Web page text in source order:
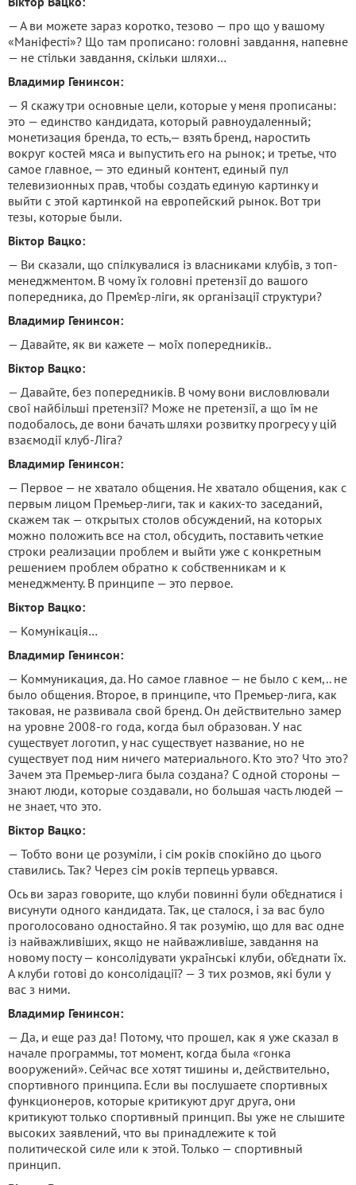
— А ви можете зараз коротко, тезово — про що у вашому
«Маніфесті»? Що там прописано: головні завдання, напевне
— не стільки завдання, скільки шляхи…
Владимир Генинсон:
— Я скажу три основные цели, которые у меня прописаны:
это — единство кандидата, который равноудаленный;
монетизация бренда, то есть,— взять бренд, наростить
вокруг костей мяса и выпустить его на рынок; и третье, что
самое главное, — это единый контент, единый пул
телевизионных прав, чтобы создать единую картинку и
выйти с этой картинкой на европейский рынок. Вот три
тезы, которые были.
Віктор Вацко:
— Ви сказали, що спілкувалися із власниками клубів, з топ-
менеджментом. В чому їх головні претензії до вашого
попередника, до Прем’єр-ліги, як організації структури?
Владимир Генинсон:
— Давайте, як ви кажете — моїх попередників..
Віктор Вацко:
— Давайте, без попередників. В чому вони висловлювали
свої найбільші претензії? Може не претензії, а що їм не
подобалось, де вони бачать шляхи розвитку прогресу у цій
взаємодії клуб-Ліга?
Владимир Генинсон:
— Первое — не хватало общения. Не хватало общения, как с
первым лицом Премьер-лиги, так и каких-то заседаний,
скажем так — открытых столов обсуждений, на которых
можно положить все на стол, обсудить, поставить четкие
строки реализации проблем и выйти уже с конкретным
решением проблем обратно к собственникам и к
менеджменту. В принципе — это первое.
Віктор Вацко:
— Комунікація…
Владимир Генинсон:
— Коммуникация, да. Но самое главное — не было с кем,.. не
было общения. Второе, в принципе, что Премьер-лига, как
таковая, не развивала свой бренд. Он действительно замер
на уровне 2008-го года, когда был образован. У нас
существует логотип, у нас существует название, но не
существует под ним ничего материального. Кто это? Что это?
Зачем эта Премьер-лига была создана? С одной стороны —
знают люди, которые создавали, но большая часть людей —
не знает, что это.
Віктор Вацко:
— Тобто вони це розуміли, і сім років спокійно до цього
ставились. Так? Через сім років терпець урвався.
Ось ви зараз говорите, що клуби повинні були об’єднатися і
висунути одного кандидата. Так, це сталося, і за вас було
проголосовано одностайно. Я так розумію, що для вас одне
із найважливіших, якщо не найважливіше, завдання на
новому посту — консолідувати українські клуби, об’єднати їх.
А клуби готові до консолідації? — З тих розмов, які були у
вас з ними.
Владимир Генинсон:
— Да, и еще раз да! Потому, что прошел, как я уже сказал в
начале программы, тот момент, когда была «гонка
вооружений». Сейчас все хотят тишины и, действительно,
спортивного принципа. Если вы послушаете спортивных
функционеров, которые критикуют друг друга, они
критикуют только спортивный принцип. Вы уже не слышите
высоких заявлений, что вы принадлежите к той
политической силе или к этой. Только — спортивный
принцип.